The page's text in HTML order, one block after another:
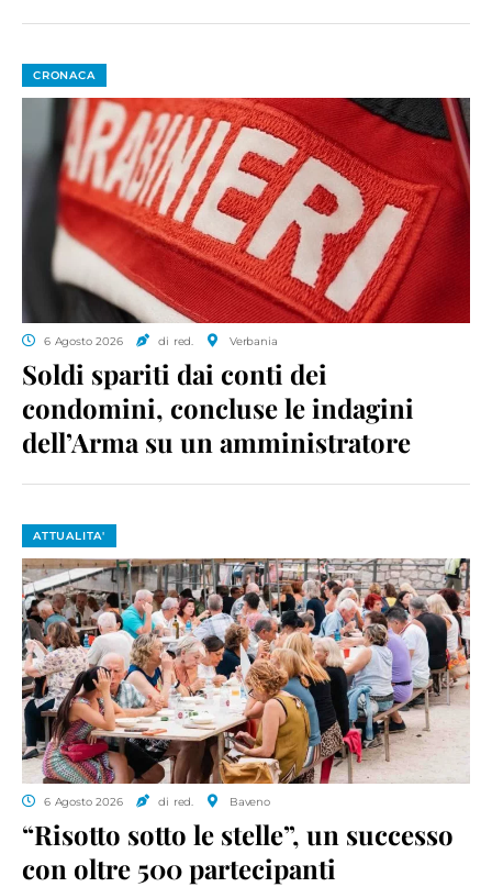
CRONACA
6 Agosto 2026 di red. Verbania
Soldi spariti dai conti dei
condomini, concluse le indagini
dell’Arma su un amministratore
ATTUALITA'
6 Agosto 2026 di red. Baveno
“Risotto sotto le stelle”, un successo
con oltre 500 partecipanti